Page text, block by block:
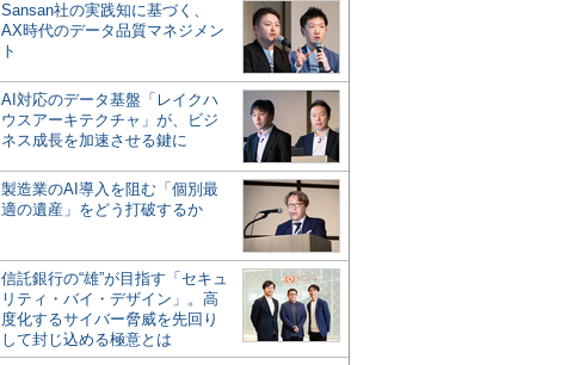
Sansan社の実践知に基づく、
AX時代のデータ品質マネジメン
ト
AI対応のデータ基盤「レイクハ
ウスアーキテクチャ」が、ビジ
ネス成長を加速させる鍵に
製造業のAI導入を阻む「個別最
適の遺産」をどう打破するか
信託銀行の“雄”が目指す「セキュ
リティ・バイ・デザイン」。高
度化するサイバー脅威を先回り
して封じ込める極意とは